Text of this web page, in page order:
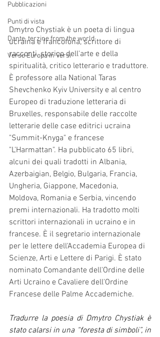
Pubblicazioni
Punti di vista
Dante, terzine from the world
Verso Europa in Versi
Dmytro Chystiak è un poeta di lingua
ucraina e francofona, scrittore di
racconti, storico dell'arte e della
spiritualità, critico letterario e traduttore.
È professore alla National Taras
Shevchenko Kyiv University e al centro
Europeo di traduzione letteraria di
Bruxelles, responsabile delle raccolte
letterarie delle case editrici ucraina
"Summit-Knyga" e francese
"L'Harmattan". Ha pubblicato 65 libri,
alcuni dei quali tradotti in Albania,
Azerbaigian, Belgio, Bulgaria, Francia,
Ungheria, Giappone, Macedonia,
Moldova, Romania e Serbia, vincendo
premi internazionali. Ha tradotto molti
scrittori internazionali in ucraino e in
francese. È il segretario internazionale
per le lettere dell'Accademia Europea di
Scienze, Arti e Lettere di Parigi. È stato
nominato Comandante dell'Ordine delle
Arti Ucraino e Cavaliere dell'Ordine
Francese delle Palme Accademiche.
Tradurre la poesia di Dmytro Chystiak è
stato calarsi in una “foresta di simboli”, in